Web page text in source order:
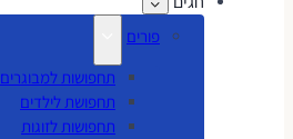
פורים
תחפושות למבוגרים
תחפושת לילדים
תחפושות לזוגות